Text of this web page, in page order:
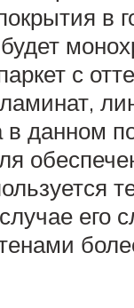
в
с
в данном
его